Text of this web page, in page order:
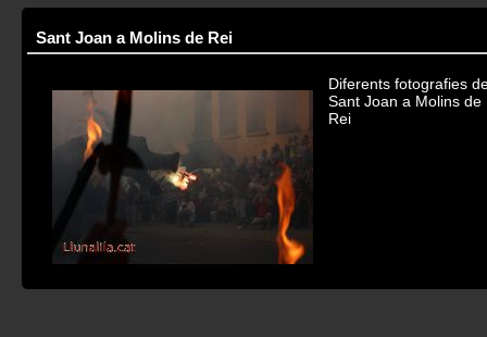
Sant Joan a Molins de Rei
Diferents fotografies
Sant Joan a Molins de
Rei